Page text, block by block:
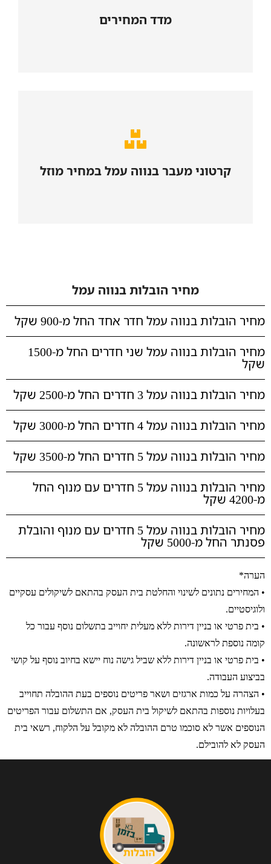
מדד המחירים
למדד המחירים
קרטוני מעבר בנווה עמל במחיר מוזל
נא לפנות למכירות
לחצו כאן
מחיר הובלות בנווה עמל
מחיר הובלות בנווה עמל חדר אחד החל מ-900 שקל
מחיר הובלות בנווה עמל שני חדרים החל מ-1500
שקל
מחיר הובלות בנווה עמל 3 חדרים החל מ-2500 שקל
מחיר הובלות בנווה עמל 4 חדרים החל מ-3000 שקל
מחיר הובלות בנווה עמל 5 חדרים החל מ-3500 שקל
מחיר הובלות בנווה עמל 5 חדרים עם מנוף החל
מ-4200 שקל
מחיר הובלות בנווה עמל 5 חדרים עם מנוף והובלת
פסנתר החל מ-5000 שקל
הערה*
• המחירים נתונים לשינוי והחלטת בית העסק בהתאם לשיקולים עסקיים
ולוגיסטיים.
• בית פרטי או בניין דירות ללא מעלית יחוייב בתשלום נוסף עבור כל
קומה נוספת לראשונה.
• בית פרטי או בניין דירות ללא שביל גישה נוח יישא בחיוב נוסף על קושי
בביצוע העבודה.
• הצהרה על כמות ארגזים ושאר פריטים נוספים בעת ההובלה תחוייב
בעלויות נוספות בהתאם לשיקול בית העסק, אם התשלום עבור הפריטים
הנוספים אשר לא סוכמו טרם ההובלה לא מקובל על הלקוח, רשאי בית
העסק לא להובילם.